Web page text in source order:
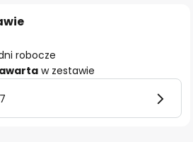
robocze
w zestawie